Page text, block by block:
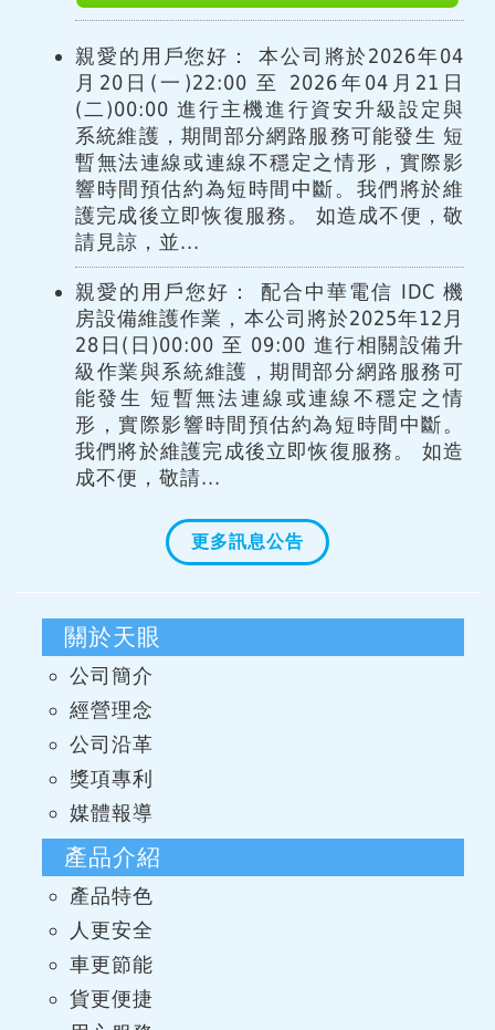
親愛的用戶您好： 本公司將於2026年04
月20日(一)22:00 至 2026年04月21日
(二)00:00 進行主機進行資安升級設定與
系統維護，期間部分網路服務可能發生 短
暫無法連線或連線不穩定之情形，實際影
響時間預估約為短時間中斷。我們將於維
護完成後立即恢復服務。 如造成不便，敬
請見諒，並...
親愛的用戶您好： 配合中華電信 IDC 機
房設備維護作業，本公司將於2025年12月
28日(日)00:00 至 09:00 進行相關設備升
級作業與系統維護，期間部分網路服務可
能發生 短暫無法連線或連線不穩定之情
形，實際影響時間預估約為短時間中斷。
我們將於維護完成後立即恢復服務。 如造
成不便，敬請...
更多訊息公告
關於天眼
公司簡介
經營理念
公司沿革
獎項專利
媒體報導
產品介紹
產品特色
人更安全
車更節能
貨更便捷